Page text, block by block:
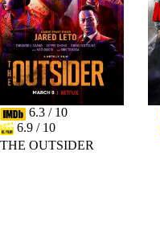
6.3 / 10
6.9 / 10
THE OUTSIDER